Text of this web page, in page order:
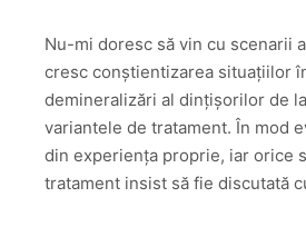
Nu-mi doresc să vin cu scenarii
cresc conștientizarea situațiilor
demineralizări al dințișorilor de
variantele de tratament. În mod
din experiența proprie, iar orice
tratament insist să fie discutată